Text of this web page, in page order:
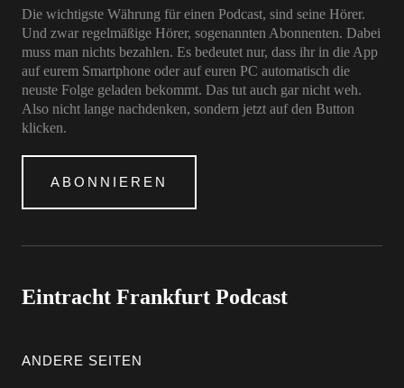
Die wichtigste Währung für einen Podcast, sind seine Hörer.
Und zwar regelmäßige Hörer, sogenannten Abonnenten. Dabei
muss man nichts bezahlen. Es bedeutet nur, dass ihr in die App
auf eurem Smartphone oder auf euren PC automatisch die
neuste Folge geladen bekommt. Das tut auch gar nicht weh.
Also nicht lange nachdenken, sondern jetzt auf den Button
klicken.
ABONNIEREN
Eintracht Frankfurt Podcast
ANDERE SEITEN